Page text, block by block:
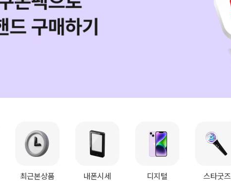
최근본상품 내폰시세 디지털 스타굿즈